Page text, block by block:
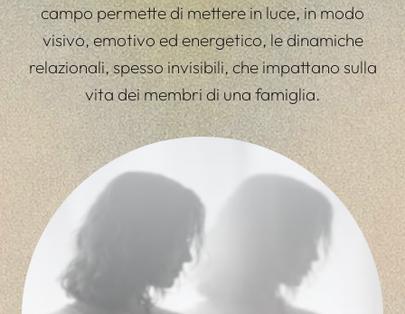
campo permette di mettere in luce, in modo
visivo, emotivo ed energetico, le dinamiche
relazionali, spesso invisibili, che impattano sulla
vita dei membri di una famiglia.